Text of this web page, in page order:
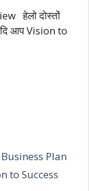
हेलो दोस्तों
आप Vision to
Plan
to Success